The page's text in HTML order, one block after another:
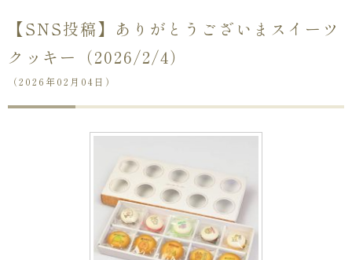
【SNS投稿】ありがとうございまスイーツ
クッキー（2026/2/4）
（2026年02月04日）